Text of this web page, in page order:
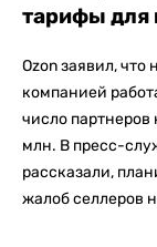
тарифы для
Ozon заявил, что
компанией
число партнеров
млн. В пресс-
рассказали,
жалоб селлеров